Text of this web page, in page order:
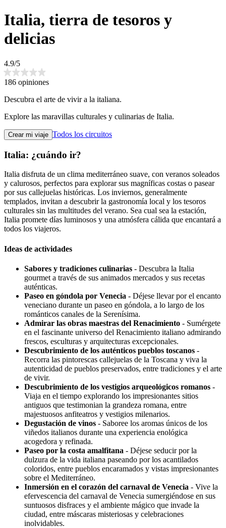
Italia, tierra de tesoros y
delicias
4.9/5
186 opiniones
Descubra el arte de vivir a la italiana.
Explore las maravillas culturales y culinarias de Italia.
Crear mi viaje Todos los circuitos
Italia: ¿cuándo ir?
Italia disfruta de un clima mediterráneo suave, con veranos soleados
y calurosos, perfectos para explorar sus magníficas costas o pasear
por sus callejuelas históricas. Los inviernos, generalmente
templados, invitan a descubrir la gastronomía local y los tesoros
culturales sin las multitudes del verano. Sea cual sea la estación,
Italia promete días luminosos y una atmósfera cálida que encantará a
todos los viajeros.
Ideas de actividades
Sabores y tradiciones culinarias - Descubra la Italia
gourmet a través de sus animados mercados y sus recetas
auténticas.
Paseo en góndola por Venecia - Déjese llevar por el encanto
veneciano durante un paseo en góndola, a lo largo de los
románticos canales de la Serenísima.
Admirar las obras maestras del Renacimiento - Sumérgete
en el fascinante universo del Renacimiento italiano admirando
frescos, esculturas y arquitecturas excepcionales.
Descubrimiento de los auténticos pueblos toscanos -
Recorra las pintorescas callejuelas de la Toscana y viva la
autenticidad de pueblos preservados, entre tradiciones y el arte
de vivir.
Descubrimiento de los vestigios arqueológicos romanos -
Viaja en el tiempo explorando los impresionantes sitios
antiguos que testimonian la grandeza romana, entre
majestuosos anfiteatros y vestigios milenarios.
Degustación de vinos - Saboree los aromas únicos de los
viñedos italianos durante una experiencia enológica
acogedora y refinada.
Paseo por la costa amalfitana - Déjese seducir por la
dulzura de la vida italiana paseando por los acantilados
coloridos, entre pueblos encaramados y vistas impresionantes
sobre el Mediterráneo.
Inmersión en el corazón del carnaval de Venecia - Vive la
efervescencia del carnaval de Venecia sumergiéndose en sus
suntuosos disfraces y el ambiente mágico que invade la
ciudad, entre máscaras misteriosas y celebraciones
inolvidables.